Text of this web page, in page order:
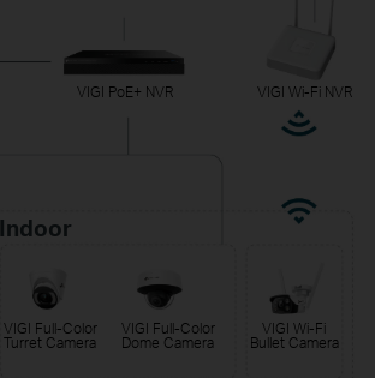
VIGI PoE+ NVR VIGI Wi-Fi NVR
VIGI Full-Color
Turret Camera
VIGI Full-Color
Dome Camera
VIGI Wi-Fi
Bullet Camera
Indoor